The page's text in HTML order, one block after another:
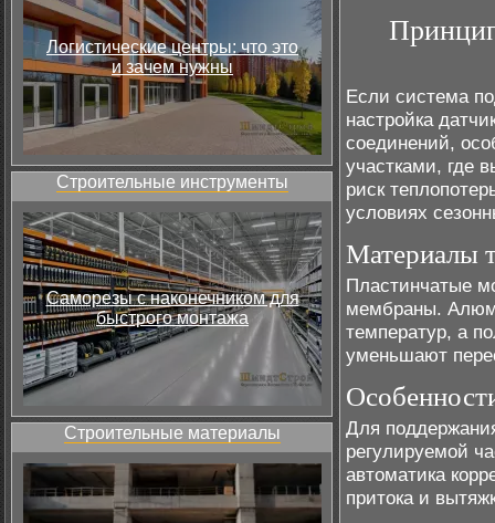
Логистические центры: что это
и зачем нужны
Строительные инструменты
Саморезы с наконечником для
быстрого монтажа
Строительные материалы
Если система
настройка
соединений,
участками, где
риск
условиях
Материалы
Пластинчатые
мембраны.
температур, а
уменьшают
Для
регулируемой
автоматика
притока и